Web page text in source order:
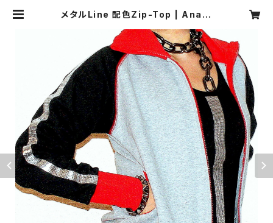
メタルLine 配色Zip-Top | Analo